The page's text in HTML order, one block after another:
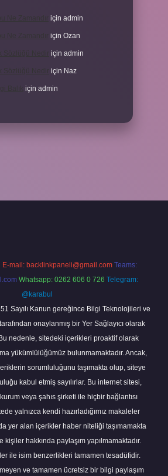
için admin
için Ozan
için admin
için Naz
için admin
E-mail: backlinkpaneli@gmail.com Teams:
Whatsapp: 0262 606 0 726 Telegram:
@karabul
Sayılı Kanun gereğince Bilgi Teknolojileri ve
onaylanmış bir Yer Sağlayıcı olarak
nedenle, sitedeki içerikleri proaktif olarak
yükümlülüğümüz bulunmamaktadır. Ancak,
sorumluluğunu taşımakta olup, siteye
kabul etmiş sayılırlar. Bu internet sitesi,
veya şahıs şirketi ile hiçbir bağlantısı
yalnızca kendi hazırladığımız makaleler
yer alan içerikler haber niteliği taşımamakta
hakkında paylaşım yapılmamaktadır.
ile isim benzerlikleri tamamen tesadüfidir.
ve tamamen ücretsiz bir bilgi paylaşım